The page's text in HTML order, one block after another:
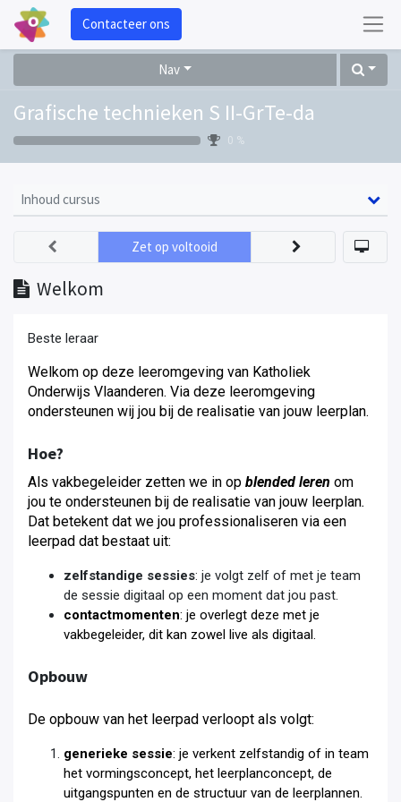
Contacteer ons
Nav
Grafische technieken S II-GrTe-da
0 %
Inhoud cursus
Welkom
Zet op voltooid
Beste leraar
Welkom op deze leeromgeving van Katholiek
Onderwijs Vlaanderen. Via deze leeromgeving
ondersteunen wij jou bij de realisatie van jouw leerplan.
Hoe?
Als vakbegeleider zetten we in op blended leren om
jou te ondersteunen bij de realisatie van jouw leerplan.
Dat betekent dat we jou professionaliseren via een
leerpad dat bestaat uit:
zelfstandige sessies: je volgt zelf of met je team
de sessie digitaal op een moment dat jou past.
contactmomenten: je overlegt deze met je
vakbegeleider, dit kan zowel live als digitaal.
Opbouw
De opbouw van het leerpad verloopt als volgt:
generieke sessie: je verkent zelfstandig of in team
het vormingsconcept, het leerplanconcept, de
uitgangspunten en de structuur van de leerplannen.